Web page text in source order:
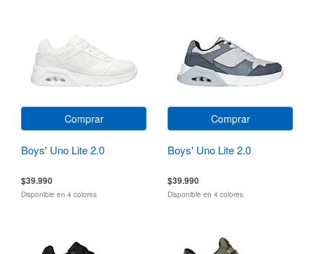
Comprar
Boys' Uno Lite 2.0
$39.990
Disponible en 4 colores
Comprar
Boys' Uno Lite 2.0
$39.990
Disponible en 4 colores